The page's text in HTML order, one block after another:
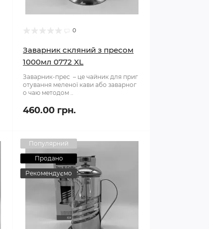
0
Заварник скляний з пресом
1000мл 0772 XL
Заварник-прес – це чайник для приг
отування меленої кави або заварног
о чаю методом ..
460.00 грн.
Популярний
Продано
Рекомендуємо